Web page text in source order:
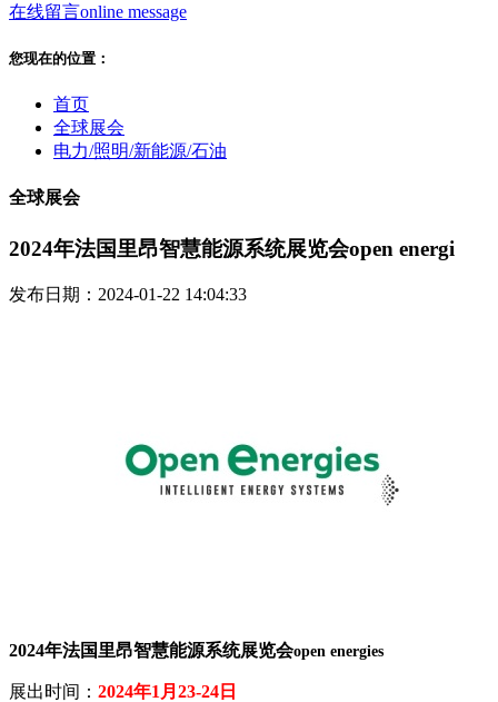
在线留言online message
您现在的位置：
首页
全球展会
电力/照明/新能源/石油
全球展会
2024年法国里昂智慧能源系统展览会open energi
发布日期：2024-01-22 14:04:33
2024年法国里昂智慧能源系统展览会open energies
展出时间： 2024年1月23-24日